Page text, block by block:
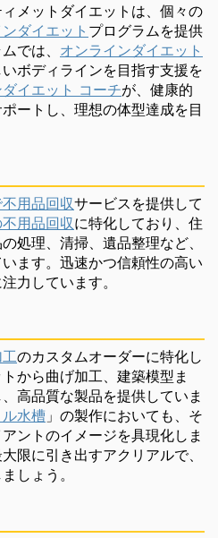
メットダイエットは、個々の
ダイエット プログラムを提供
では、 オンラインダイエット
ボディラインを目指す支援を
イエット コーチが、健康的
ートし、理想の体型達成を目
用品回収サービスを提供して
用品回収に特化しており、住
処理、清掃、遺品整理など、
ます。迅速かつ信頼性の高い
力しています。
のカスタムオーダーに特化し
から曲げ加工、建築模型ま
高品質な製品を提供していま
水槽 」の製作においても、そ
ントのイメージを具現化しま
限に引き出すアクリアルで、
しょう。